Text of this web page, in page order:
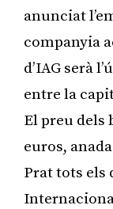
anunciat
companyia
d’IAG serà
entre la
El preu dels
euros,
Prat tots els